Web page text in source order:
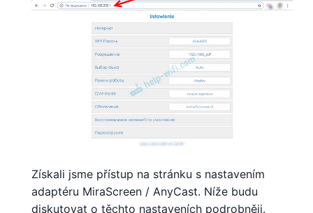
Získali jsme přístup na stránku s nastavením
adaptéru MiraScreen / AnyCast. Níže budu
diskutovat o těchto nastaveních podrobněji.